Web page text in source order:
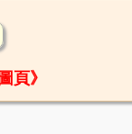
頁》